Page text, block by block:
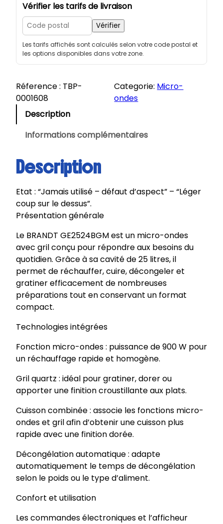
é
e
B
A
T
i
c
r
-
o
n
d
e
s
2
5
G
E
5
2
4
B
G
Vérifier les tarifs de livraison
Vérifier
Les tarifs affichés sont calculés selon votre code postal et
les options disponibles dans votre zone.
Réference : TBP-
0001608
Categorie: Micro-
ondes
Description
Informations complémentaires
Description
Etat : “Jamais utilisé – défaut d’aspect” – “Léger
coup sur le dessus”.
Présentation générale
Le BRANDT GE2524BGM est un micro-ondes
avec gril conçu pour répondre aux besoins du
quotidien. Grâce à sa cavité de 25 litres, il
permet de réchauffer, cuire, décongeler et
gratiner efficacement de nombreuses
préparations tout en conservant un format
compact.
Technologies intégrées
Fonction micro-ondes : puissance de 900 W pour
un réchauffage rapide et homogène.
Gril quartz : idéal pour gratiner, dorer ou
apporter une finition croustillante aux plats.
Cuisson combinée : associe les fonctions micro-
ondes et gril afin d’obtenir une cuisson plus
rapide avec une finition dorée.
Décongélation automatique : adapte
automatiquement le temps de décongélation
selon le poids ou le type d’aliment.
Confort et utilisation
Les commandes électroniques et l’afficheur